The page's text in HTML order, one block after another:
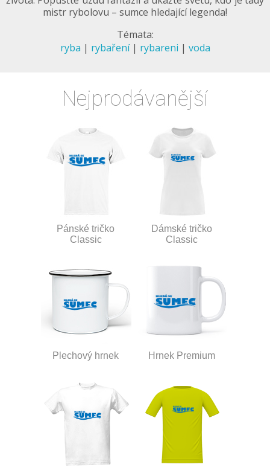
mistr rybolovu – sumce hledající legenda!
Témata:
ryba | rybaření| rybareni | voda
Nejprodávanější
Pánské tričko
Classic
Dámské tričko
Classic
Plechový hrnek Hrnek Premium